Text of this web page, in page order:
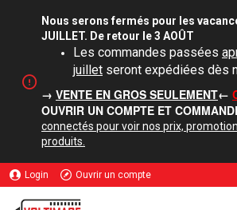
Nous serons fermés pour les
JUILLET. De retour le 3 AOÛT
Les commandes passées
juillet seront expédiées dès
→ VENTE EN GROS SEULEMENT←
OUVRIR UN COMPTE ET
connectés pour voir nos prix,
produits.
Login Ouvrir un compte